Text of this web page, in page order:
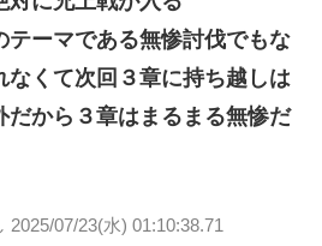
テーマである無惨討伐でもな
なくて次回３章に持ち越しは
だから３章はまるまる無惨だ
2025/07/23(水) 01:10:38.71